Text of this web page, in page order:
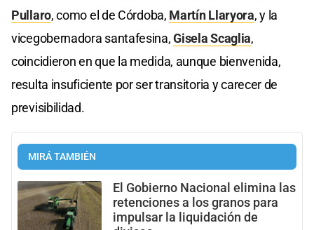
Pullaro, como el de Córdoba, Martín Llaryora, y la
vicegobernadora santafesina,Gisela Scaglia,
coincidieron en que la medida, aunque bienvenida,
resulta insuficiente por ser transitoria y carecer de
previsibilidad.
MIRÁ TAMBIÉN
El Gobierno Nacional elimina las
retenciones a los granos para
impulsar la liquidación de